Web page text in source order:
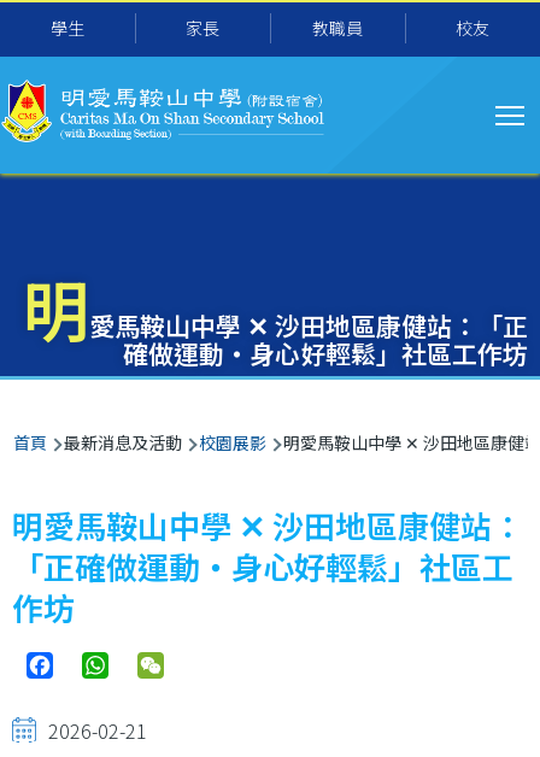
移至主內容
學生 家長 教職員 校友
导
航
明愛馬鞍山中學 ✕ 沙田地區康健站：「正
確做運動‧身心好輕鬆」社區工作坊
導
航
連
結
首頁 最新消息及活動 校園展影 明愛馬鞍山中學 ✕ 沙田地區康健
明愛馬鞍山中學 ✕ 沙田地區康健站：
「正確做運動‧身心好輕鬆」社區工
作坊
FacebookWhatsApp
2026-02-21